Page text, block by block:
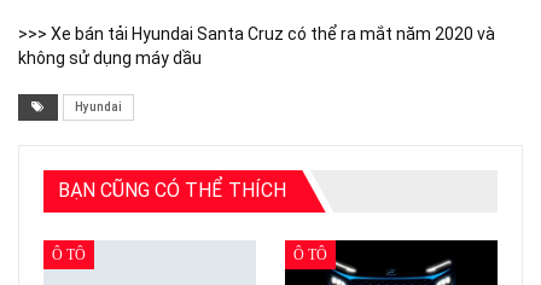
>>> Xe bán tải Hyundai Santa Cruz có thể ra mắt năm 2020 và
không sử dụng máy dầu
Hyundai
BẠN CŨNG CÓ THỂ THÍCH
Ô TÔ Ô TÔ